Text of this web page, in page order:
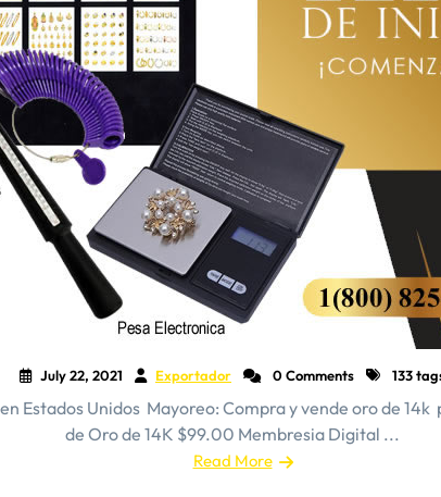
July 22, 2021 Exportador 0 Comments 133
Estados Unidos ​Mayoreo: Compra y vende oro de
de Oro de 14K $99.00 Membresia Digital ...
Read More